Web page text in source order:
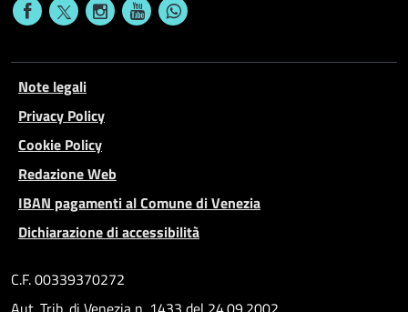
Note legali
Privacy Policy
Cookie Policy
Redazione Web
IBAN pagamenti al Comune di Venezia
Dichiarazione di accessibilità
C.F. 00339370272